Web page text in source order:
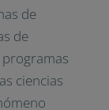
de
de
ciencias